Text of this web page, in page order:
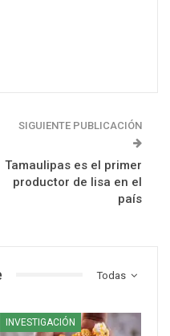
SIGUIENTE PUBLICACIÓN
Tamaulipas es el primer
productor de lisa en el
país
Todas
INVESTIGACIÓN